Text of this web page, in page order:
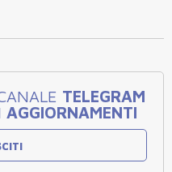
TELEGRAM
AGGIORNAMENTI